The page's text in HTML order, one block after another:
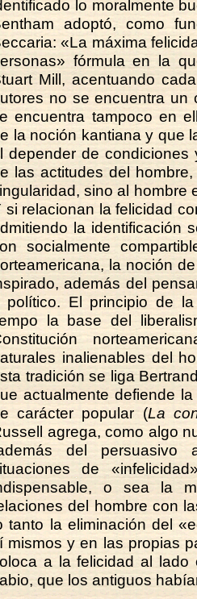
lo moralmente
adoptó, como
«La máxima
fórmula en la
Mill, acentuando
no se encuentra un
encuentra tampoco en
la noción kantiana y que
depender de condiciones
las actitudes del
sino al hombre
si relacionan la felicidad
la identificación
socialmente
la noción
además del
político. El principio de
la base del
inalienables del
tradición se liga
actualmente defiende
carácter popular (La
agrega, como algo
del
de
o sea la
del hombre con
tanto la eliminación del
mismos y en las propias
a la felicidad al lado
que los antiguos